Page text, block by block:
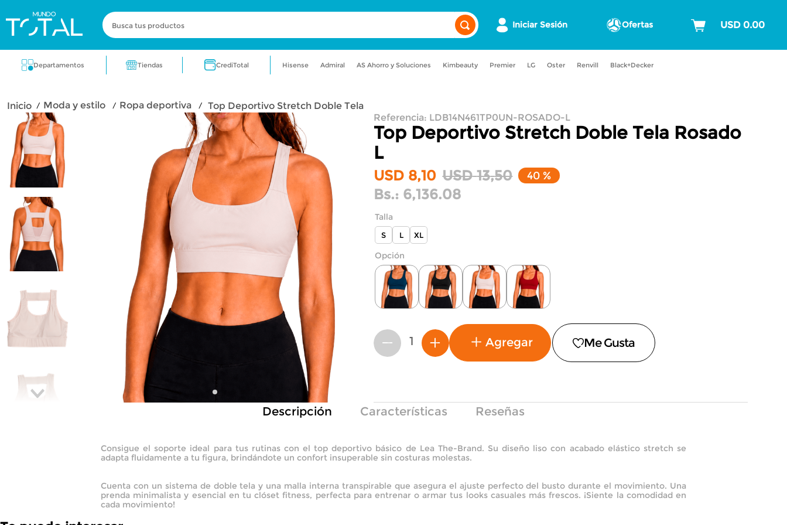
Busca tus productos
Iniciar Sesión Ofertas
Departamentos Tiendas CrediTotal Hisense Admiral AS Ahorro y Soluciones Kimbeauty Premier LG Oster Renvill Black+Decker
moda y estilo ropa deportiva
Top Deportivo Stretch Doble Tela
Referencia: LDB14N461TP0UN-ROSADO-L
Top Deportivo Stretch Doble Tela Rosado
L
USD 8,10 USD 13,50 40 %
Bs.: 6,136.08
Talla
S L XL
＋
－ Agregar
Descripción Características Reseñas
Consigue el soporte ideal para tus rutinas con el top deportivo básico de Lea The-Brand. Su diseño liso con acabado elástico stretch se
adapta fluidamente a tu figura, brindándote un confort insuperable sin costuras molestas.
Cuenta con un sistema de doble tela y una malla interna transpirable que asegura el ajuste perfecto del busto durante el movimiento. Una
prenda minimalista y esencial en tu clóset fitness, perfecta para entrenar o armar tus looks casuales más frescos. ¡Siente la comodidad en
cada movimiento!
Términos más buscados
fragancia
aire acondicionado licuadora nevera